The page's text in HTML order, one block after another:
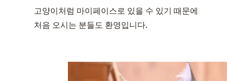
고양이처럼 마이페이스로 있을 수 있기 때문에
처음 오시는 분들도 환영입니다.